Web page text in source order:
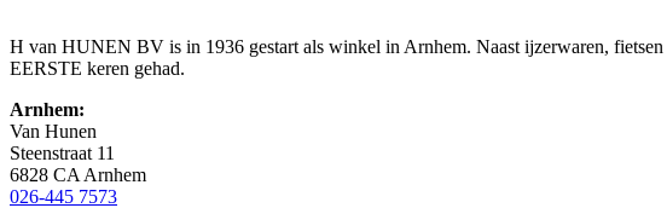
H van HUNEN BV is in 1936 gestart als winkel in Arnhem. Naast ijzerwaren,
EERSTE keren gehad.
Arnhem:
Van Hunen
Steenstraat 11
6828 CA Arnhem
026-445 7573